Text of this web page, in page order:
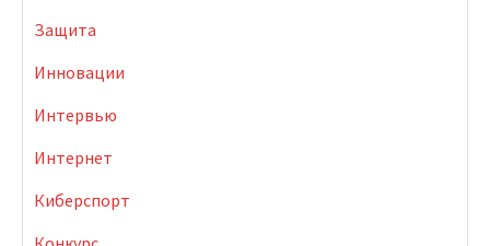
Защита
Инновации
Интервью
Интернет
Киберспорт